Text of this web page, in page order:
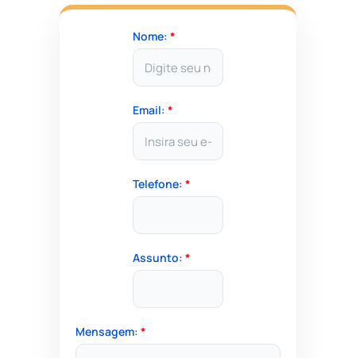
Nome: *
Email: *
Telefone: *
Assunto: *
Mensagem: *